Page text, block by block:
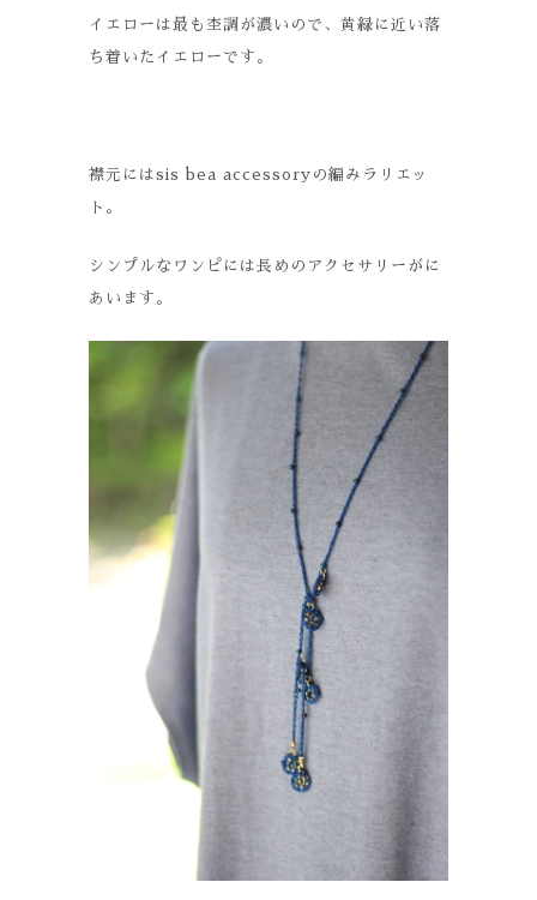
イエローは最も杢調が濃いので、黄緑に近い落
ち着いたイエローです。
襟元にはsis bea accessoryの編みラリエッ
ト。
シンプルなワンピには長めのアクセサリーがに
あいます。